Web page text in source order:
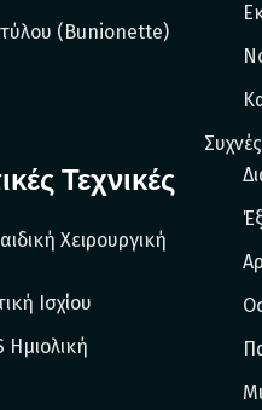
(Bunionette)
Τεχνικές
Χειρουργική
Ισχίου